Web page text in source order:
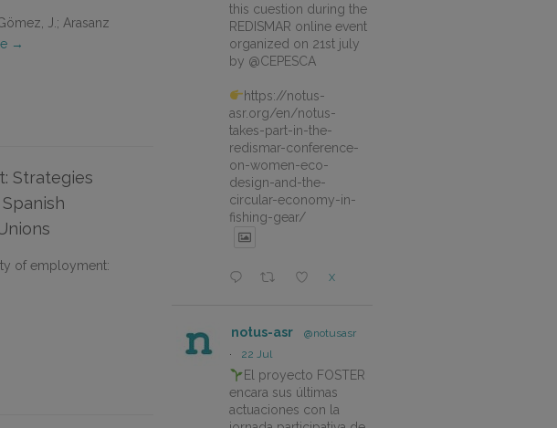
J.; Arasanz
→
Strategies
of employment:
this cuestion during the
REDISMAR online event
organized on 21st july
by @CEPESCA
https://notus-
asr.org/en/notus-
takes-part-in-the-
redismar-conference-
on-women-eco-
design-and-the-
circular-economy-in-
fishing-gear/
X
notus-asr
@notusasr
·
22 Jul
El proyecto FOSTER
encara sus últimas
actuaciones con la